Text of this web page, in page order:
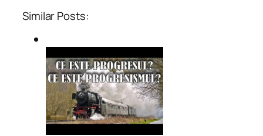
Similar Posts: